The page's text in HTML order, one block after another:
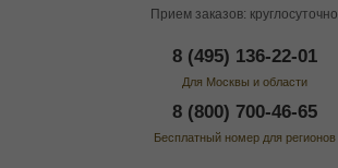
Прием заказов: круглосуточно
8 (495) 136-22-01
Для Москвы и области
8 (800) 700-46-65
Бесплатный номер для регионов